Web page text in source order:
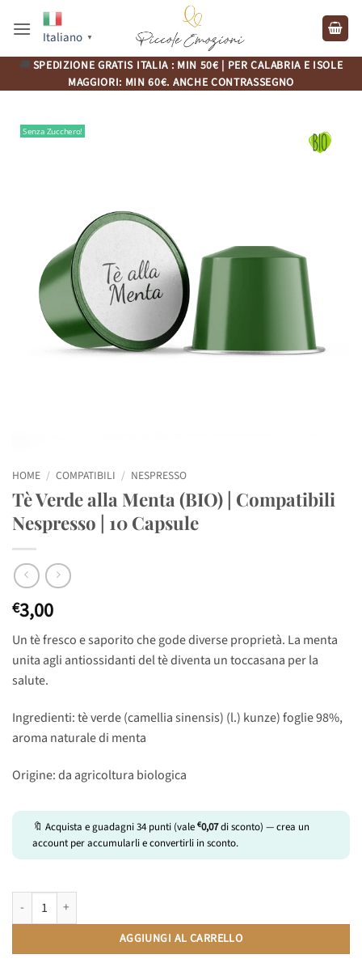
Italiano ▼
🚚 SPEDIZIONE GRATIS ITALIA : MIN 50€ | PER CALABRIA E ISOLE
MAGGIORI: MIN 60€. ANCHE CONTRASSEGNO
Senza Zucchero!
HOME / COMPATIBILI / NESPRESSO
Tè Verde alla Menta (BIO) | Compatibili
Nespresso | 10 Capsule
€3,00
Un tè fresco e saporito che gode diverse proprietà. La menta
unita agli antiossidanti del tè diventa un toccasana per la
salute.
Ingredienti: tè verde (camellia sinensis) (l.) kunze) foglie 98%,
aroma naturale di menta
Origine: da agricoltura biologica
🔖 Acquista e guadagni34 punti (vale €0,07di sconto) — crea un
account per accumularli e convertirli in sconto.
Tè Verde alla Menta (BIO) | Compatibili Nespresso | 10 Capsule quantità
AGGIUNGI AL CARRELLO